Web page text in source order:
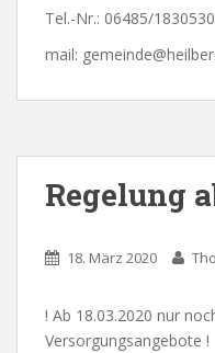
Tel.-Nr.: 06485/1830530
mail:
Regelung
18. März 2020
! Ab 18.03.2020 nur
Versorgungsangebote !